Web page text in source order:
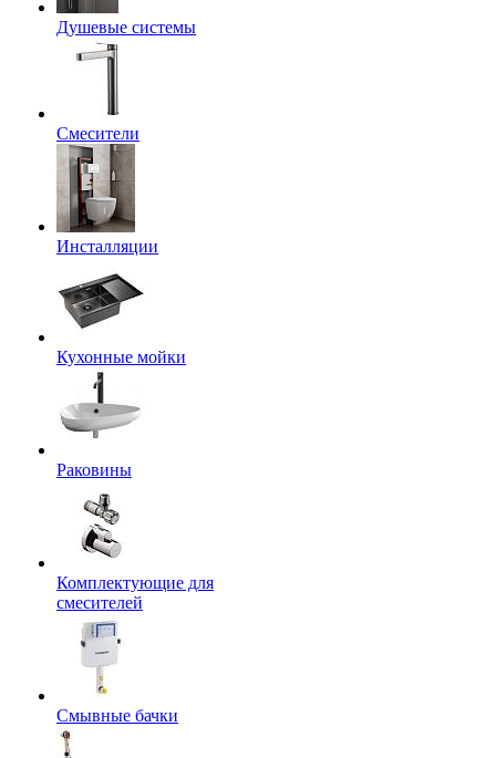
Душевые системы
Смесители
Инсталляции
Кухонные мойки
Раковины
Комплектующие для
смесителей
Смывные бачки